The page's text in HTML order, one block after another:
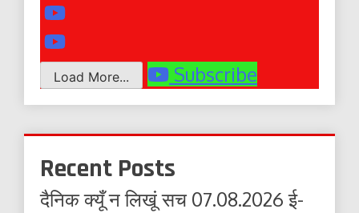
Load More... Subscribe
Recent Posts
दैनिक क्यूँ न लिखूं सच 07.08.2026 ई-